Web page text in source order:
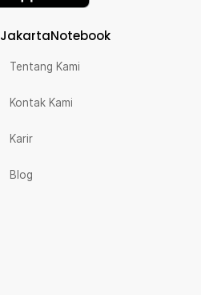
JakartaNotebook
Tentang Kami
Kontak Kami
Karir
Blog